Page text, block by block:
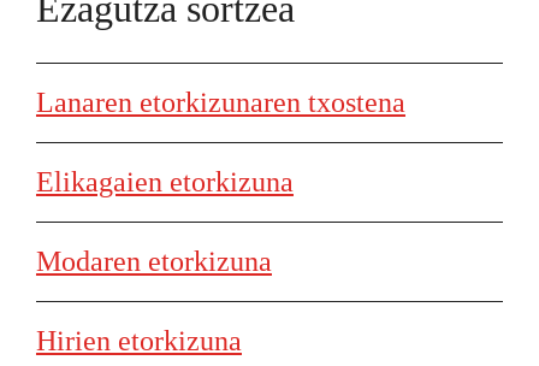
Ezagutza sortzea
Lanaren etorkizunaren txostena
Elikagaien etorkizuna
Modaren etorkizuna
Hirien etorkizuna